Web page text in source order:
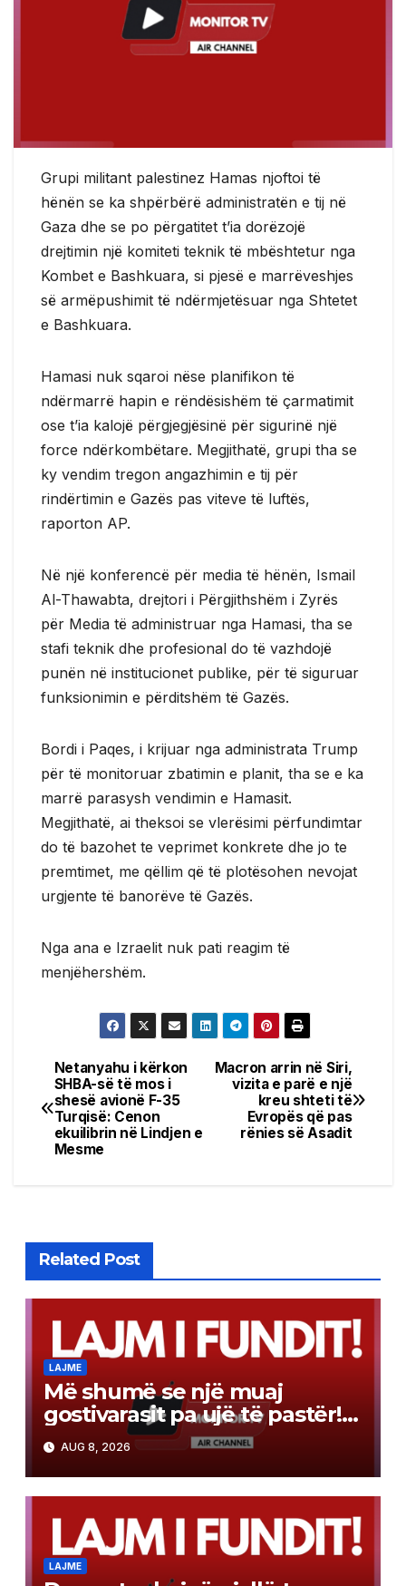
Grupi militant palestinez Hamas njoftoi të
hënën se ka shpërbërë administratën e tij në
Gaza dhe se po përgatitet t’ia dorëzojë
drejtimin një komiteti teknik të mbështetur nga
Kombet e Bashkuara, si pjesë e marrëveshjes
së armëpushimit të ndërmjetësuar nga Shtetet
e Bashkuara.
Hamasi nuk sqaroi nëse planifikon të
ndërmarrë hapin e rëndësishëm të çarmatimit
ose t’ia kalojë përgjegjësinë për sigurinë një
force ndërkombëtare. Megjithatë, grupi tha se
ky vendim tregon angazhimin e tij për
rindërtimin e Gazës pas viteve të luftës,
raporton AP.
Në një konferencë për media të hënën, Ismail
Al-Thawabta, drejtori i Përgjithshëm i Zyrës
për Media të administruar nga Hamasi, tha se
stafi teknik dhe profesional do të vazhdojë
punën në institucionet publike, për të siguruar
funksionimin e përditshëm të Gazës.
Bordi i Paqes, i krijuar nga administrata Trump
për të monitoruar zbatimin e planit, tha se e ka
marrë parasysh vendimin e Hamasit.
Megjithatë, ai theksoi se vlerësimi përfundimtar
do të bazohet te veprimet konkrete dhe jo te
premtimet, me qëllim që të plotësohen nevojat
urgjente të banorëve të Gazës.
Nga ana e Izraelit nuk pati reagim të
menjëhershëm.
Post
navigation
Macron arrin në Siri,
vizita e parë e një
kreu shteti të
Evropës që pas
rënies së Asadit
Netanyahu i kërkon
SHBA-së të mos i
shesë avionë F-35
Turqisë: Cenon
ekuilibrin në Lindjen e
Mesme
Related Post
LAJME
Më shumë se një muaj
gostivarasit pa ujë të pastër!
Angellov: Cilësia e ujit është
përmirësuar, por ende nuk
është për pirje
AUG 8, 2026
LAJME